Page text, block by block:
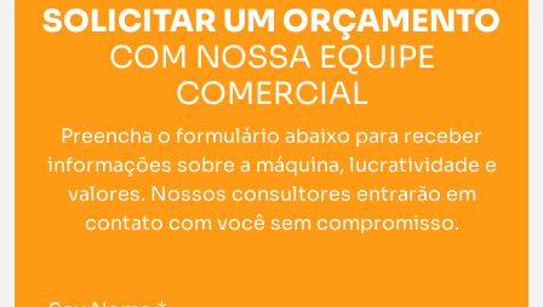
SOLICITAR UM ORÇAMENTO
COM NOSSA EQUIPE
COMERCIAL
Preencha o formulário abaixo para receber
informações sobre a máquina, lucratividade e
valores. Nossos consultores entrarão em
contato com você sem compromisso.